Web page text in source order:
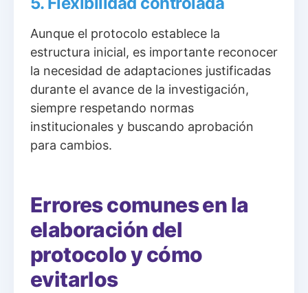
Aunque el protocolo establece la
estructura inicial, es importante reconocer
la necesidad de adaptaciones justificadas
durante el avance de la investigación,
siempre respetando normas
institucionales y buscando aprobación
para cambios.
Errores comunes en la
elaboración del
protocolo y cómo
evitarlos